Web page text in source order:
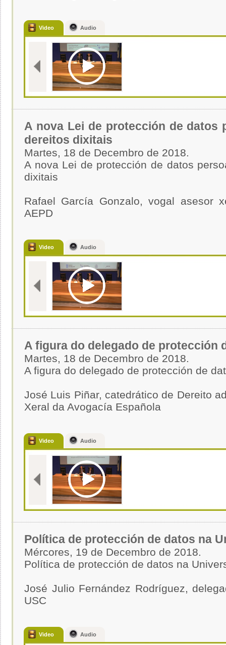
Video Audio
A nova Lei de protección de datos
dereitos dixitais
Martes, 18 de Decembro de 2018.
A nova Lei de protección de datos
dixitais
Rafael García Gonzalo, vogal asesor
AEPD
Video Audio
A figura do delegado de protección
Martes, 18 de Decembro de 2018.
A figura do delegado de protección de
José Luis Piñar, catedrático de Dereito
Xeral da Avogacía Española
Video Audio
Política de protección de datos na
Mércores, 19 de Decembro de 2018.
Política de protección de datos na
José Julio Fernández Rodríguez,
USC
Video Audio